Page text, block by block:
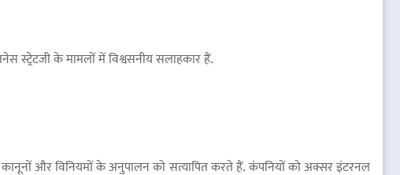
के मामलों में विश्वसनीय सलाहकार हैं.
और विनियमों के अनुपालन को सत्यापित करते हैं. कंपनियों को अक्सर इंटरनल